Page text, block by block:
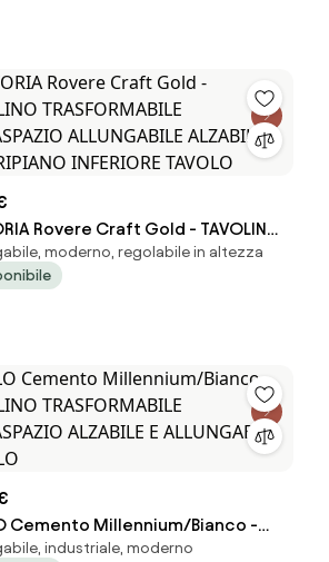
Rovere Craft Gold - TAVOLINO
SALVASPAZIO
ALZABILE CON RIPIANO
moderno, regolabile in altezza
Cemento Millennium/Bianco -
TRASFORMABILE SALVASPAZIO
industriale, moderno